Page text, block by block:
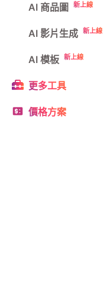
AI 商品圖 新上線
AI 影片生成 新上線
AI 模板 新上線
更多工具
價格方案